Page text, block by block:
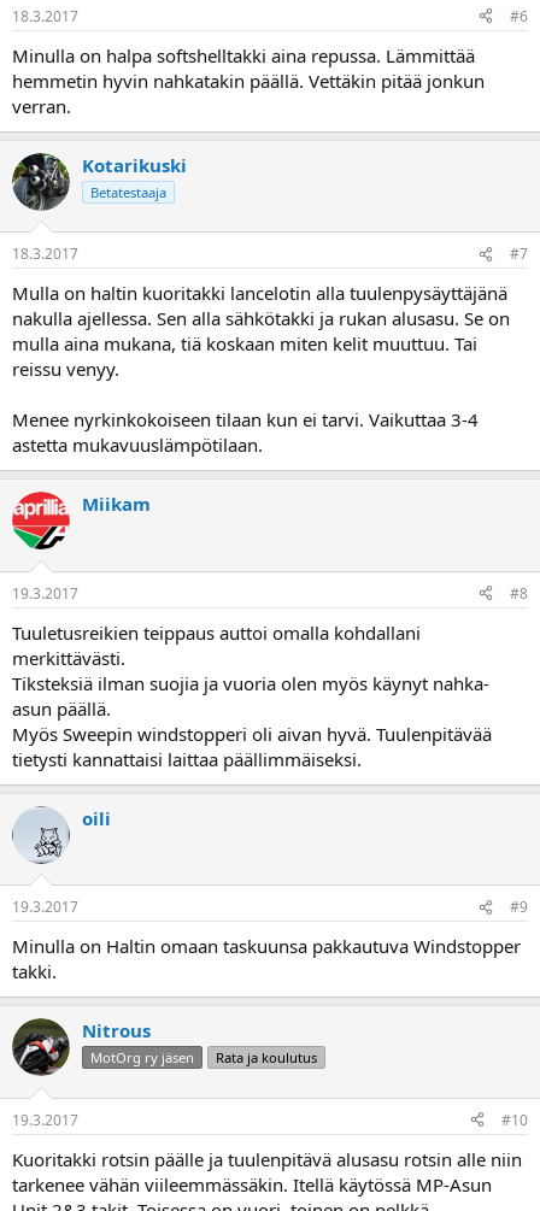
18.3.2017 #6
Minulla on halpa softshelltakki aina repussa. Lämmittää
hemmetin hyvin nahkatakin päällä. Vettäkin pitää jonkun
verran.
Kotarikuski
Betatestaaja
18.3.2017 #7
Mulla on haltin kuoritakki lancelotin alla tuulenpysäyttäjänä
nakulla ajellessa. Sen alla sähkötakki ja rukan alusasu. Se on
mulla aina mukana, tiä koskaan miten kelit muuttuu. Tai
reissu venyy.
Menee nyrkinkokoiseen tilaan kun ei tarvi. Vaikuttaa 3-4
astetta mukavuuslämpötilaan.
Miikam
19.3.2017 #8
Tuuletusreikien teippaus auttoi omalla kohdallani
merkittävästi.
Tiksteksiä ilman suojia ja vuoria olen myös käynyt nahka-
asun päällä.
Myös Sweepin windstopperi oli aivan hyvä. Tuulenpitävää
tietysti kannattaisi laittaa päällimmäiseksi.
oili
19.3.2017 #9
Minulla on Haltin omaan taskuunsa pakkautuva Windstopper
takki.
Nitrous
MotOrg ry jäsen Rata ja koulutus
19.3.2017 #10
Kuoritakki rotsin päälle ja tuulenpitävä alusasu rotsin alle niin
tarkenee vähän viileemmässäkin. Itellä käytössä MP-Asun